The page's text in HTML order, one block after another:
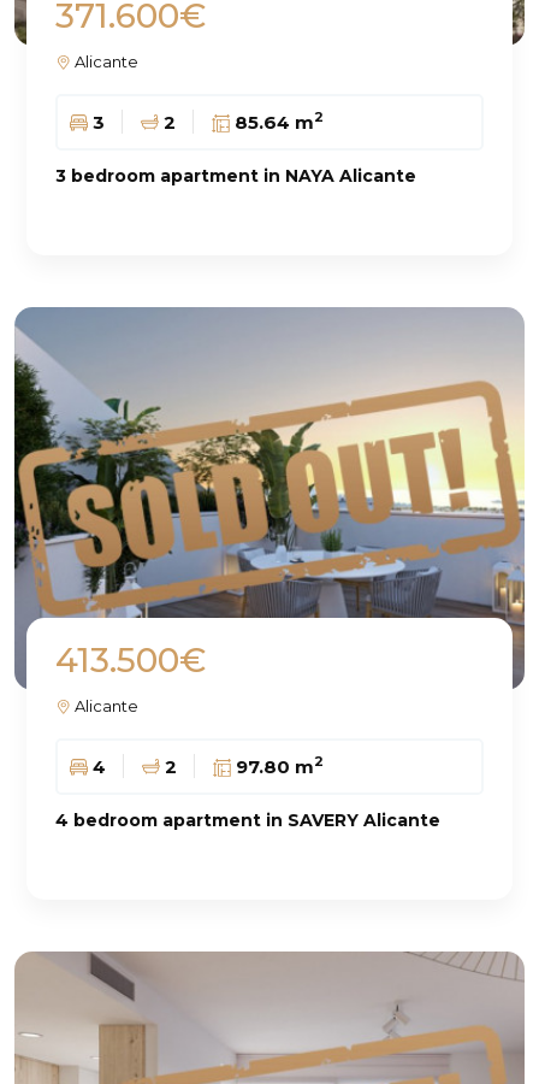
371.600€
Alicante
3 2 85.64 m2
3 bedroom apartment in NAYA Alicante
413.500€
Alicante
4 2 97.80 m2
4 bedroom apartment in SAVERY Alicante